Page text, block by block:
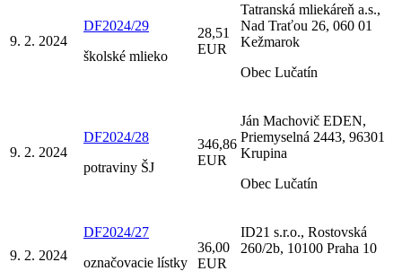
9. 2. 2024
DF2024/29
školské mlieko
28,51
EUR
Tatranská mliekáreň a.s.,
Nad Traťou 26, 060 01
Kežmarok
Obec Lučatín
9. 2. 2024
DF2024/28
potraviny ŠJ
346,86
EUR
Ján Machovič EDEN,
Priemyselná 2443, 96301
Krupina
Obec Lučatín
9. 2. 2024
DF2024/27
označovacie lístky
36,00
EUR
ID21 s.r.o., Rostovská
260/2b, 10100 Praha 10